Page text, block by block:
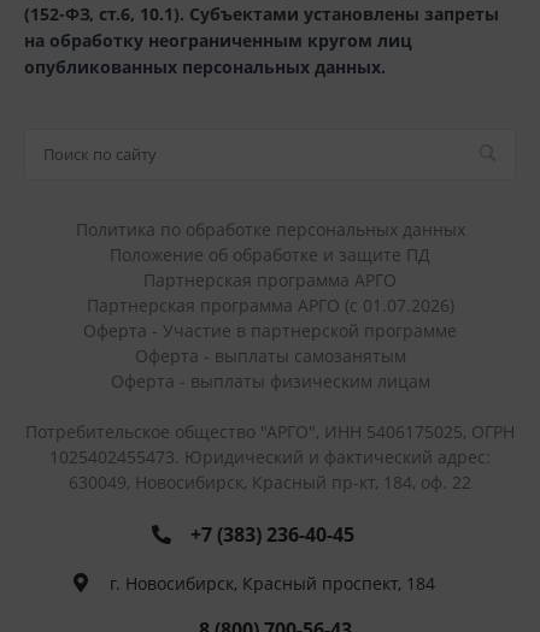
(152-ФЗ, ст.6, 10.1). Субъектами установлены запреты
на обработку неограниченным кругом лиц
опубликованных персональных данных.
Политика по обработке персональных данных
Положение об обработке и защите ПД
Партнерская программа АРГО
Партнерская программа АРГО (с 01.07.2026)
Оферта - Участие в партнерской программе
Оферта - выплаты самозанятым
Оферта - выплаты физическим лицам
Потребительское общество "АРГО", ИНН 5406175025, ОГРН
1025402455473. Юридический и фактический адрес:
630049, Новосибирск, Красный пр-кт, 184, оф. 22
+7 (383) 236-40-45
г. Новосибирск, Красный проспект, 184